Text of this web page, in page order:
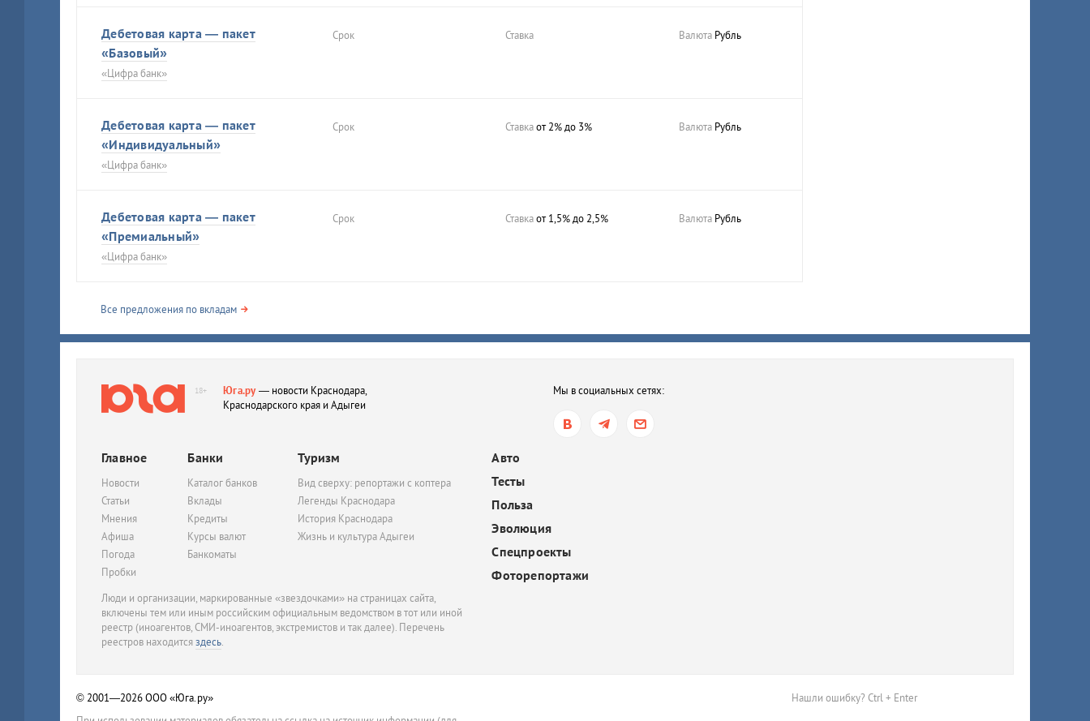
Дебетовая карта — пакет
«Базовый»
«Цифра банк»
Срок Ставка ВалютаРубль
Дебетовая карта — пакет
«Индивидуальный»
«Цифра банк»
Срок Ставкаот 2% до 3% ВалютаРубль
Дебетовая карта — пакет
«Премиальный»
«Цифра банк»
Срок Ставкаот 1,5% до 2,5% ВалютаРубль
Все предложения по вкладам
18+ Юга.ру— новости Краснодара,
Краснодарского края и Адыгеи
Мы в социальных сетях:
Главное
Новости
Статьи
Мнения
Афиша
Погода
Пробки
Банки
Каталог банков
Вклады
Кредиты
Курсы валют
Банкоматы
Туризм
Вид сверху: репортажи с коптера
Легенды Краснодара
История Краснодара
Жизнь и культура Адыгеи
Авто
Тесты
Польза
Эволюция
Спецпроекты
Фоторепортажи
Люди и организации, маркированные «звездочками» на страницах сайта,
включены тем или иным российским официальным ведомством в тот или иной
реестр (иноагентов, СМИ-иноагентов, экстремистов и так далее). Перечень
реестров находитсяздесь.
© 2001—2026ООО «Юга.ру»
Нашли ошибку? Ctrl + Enter